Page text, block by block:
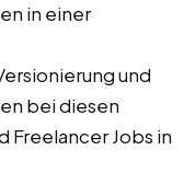
in einer
und
bei diesen
Freelancer Jobs in